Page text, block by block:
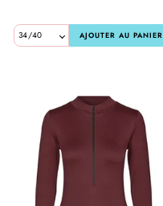
AJOUTER AU PANIER
Rudolph Care
Santilea London - Real Rebel
TanCan
Valentin Beautyline